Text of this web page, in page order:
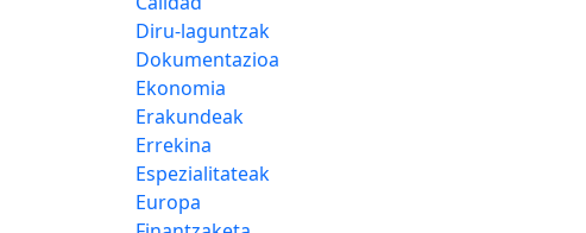
Diru-laguntzak
Dokumentazioa
Ekonomia
Erakundeak
Errekina
Espezialitateak
Europa